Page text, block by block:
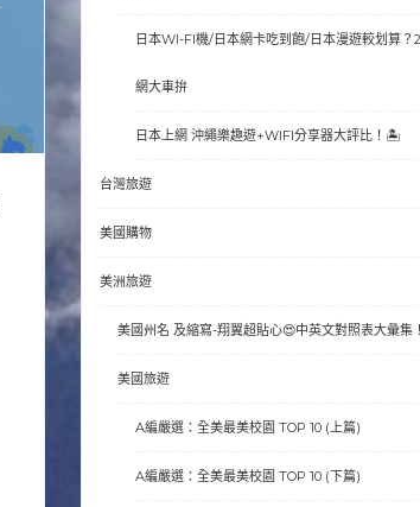
日本WI-FI機/日本網卡吃到飽/日本漫遊較划算？
網大車拚
日本上網 沖繩樂趣遊+WIFI分享器大評比！🏝
台灣旅遊
美國購物
美洲旅遊
美國州名 及縮寫-翔翼超貼心😍中英文對照表大彙集！
美國旅遊
A編嚴選：全美最美校園 TOP 10 (上篇)
A編嚴選：全美最美校園 TOP 10 (下篇)